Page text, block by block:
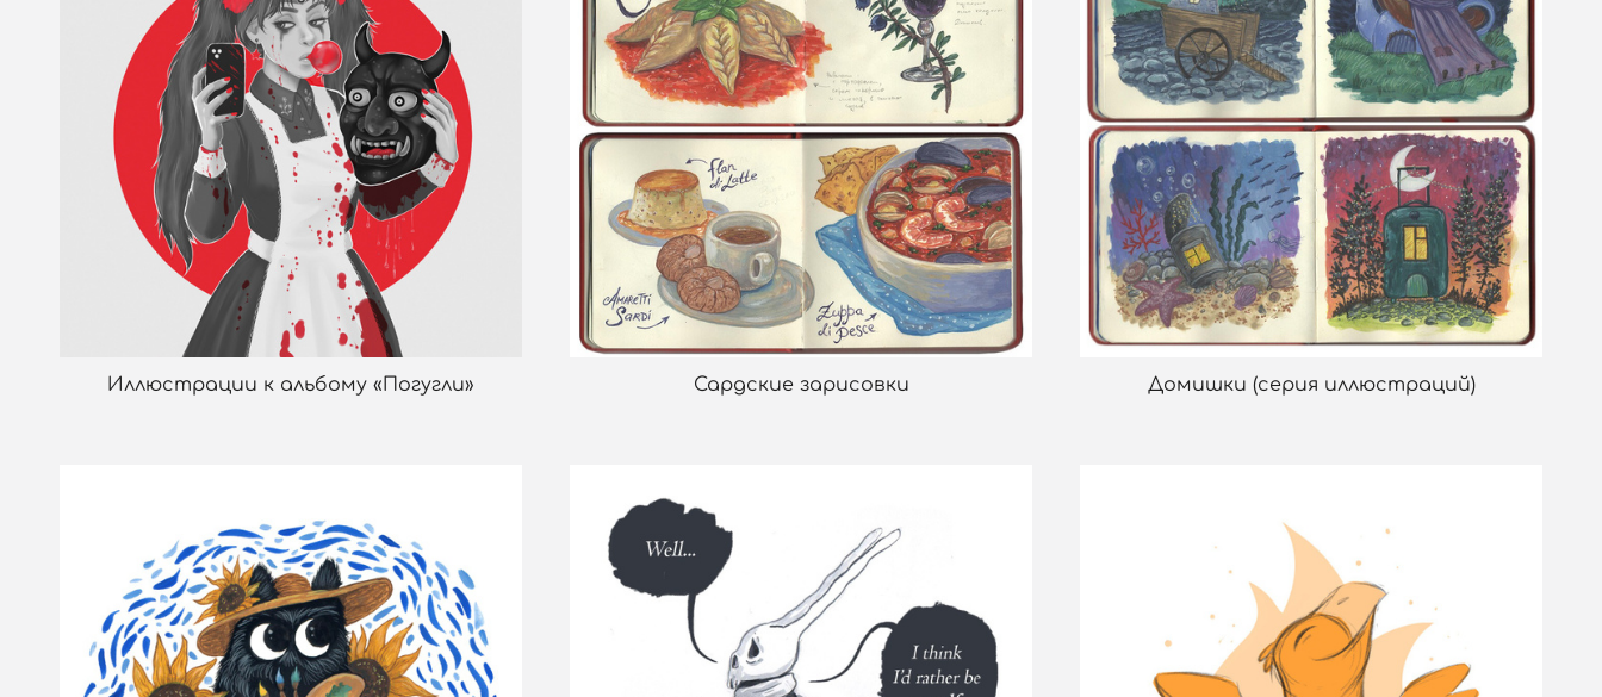
Иллюстрации к альбому «Погугли» Сардские зарисовки Домишки (серия иллюстраций)